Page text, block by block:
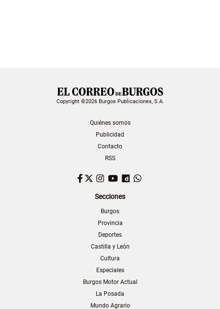
Copyright ©2026 Burgos Publicaciones, S.A.
Quiénes somos
Publicidad
Contacto
RSS
Facebook
TwitterInstagram
YouTubeDailymotion
Secciones
Burgos
Provincia
Deportes
Castilla y León
Cultura
Especiales
Burgos Motor Actual
La Posada
Mundo Agrario